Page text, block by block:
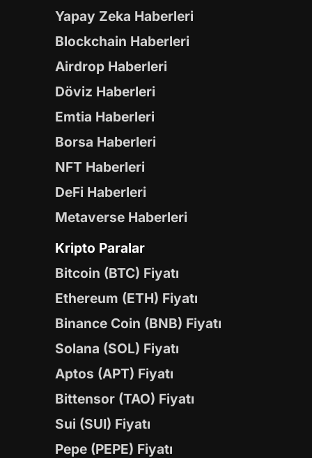
Yapay Zeka Haberleri
Blockchain Haberleri
Airdrop Haberleri
Döviz Haberleri
Emtia Haberleri
Borsa Haberleri
NFT Haberleri
DeFi Haberleri
Metaverse Haberleri
Kripto Paralar
Bitcoin (BTC) Fiyatı
Ethereum (ETH) Fiyatı
Binance Coin (BNB) Fiyatı
Solana (SOL) Fiyatı
Aptos (APT) Fiyatı
Bittensor (TAO) Fiyatı
Sui (SUI) Fiyatı
Pepe (PEPE) Fiyatı